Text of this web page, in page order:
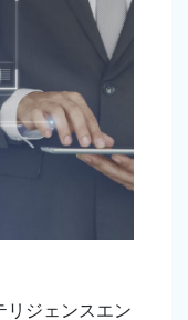
ジェンスエン